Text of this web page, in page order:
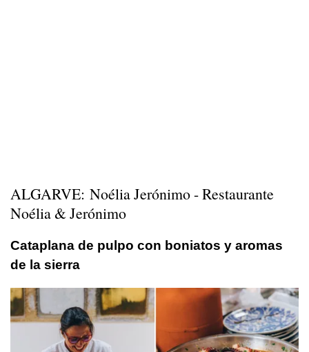
ALGARVE: Noélia Jerónimo - Restaurante
Noélia & Jerónimo
Cataplana de pulpo con boniatos y aromas
de la sierra